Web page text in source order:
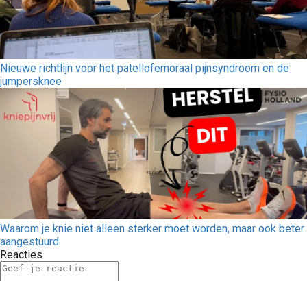
Nieuwe richtlijn voor het patellofemoraal pijnsyndroom en de
jumpersknee
Waarom je knie niet alleen sterker moet worden, maar ook beter
aangestuurd
Reacties